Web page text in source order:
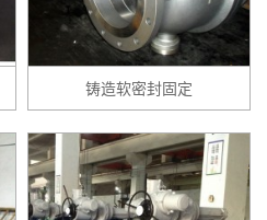
铸造软密封固定